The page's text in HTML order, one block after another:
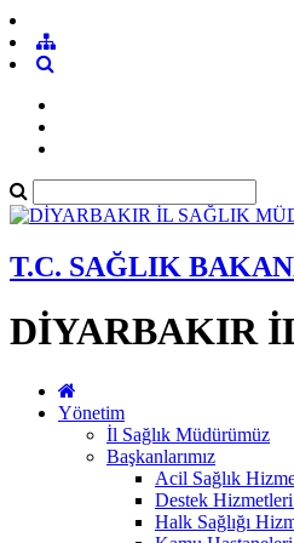
T.C. SAĞLIK
DİYARBAKIR
Yönetim
İl Sağlık Müdürümüz
Başkanlarımız
Acil Sağlık
Destek Hizmetleri
Halk Sağlığı